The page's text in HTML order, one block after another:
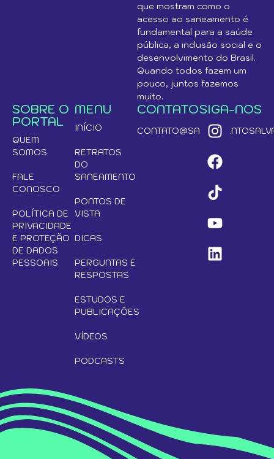
que mostram como o
acesso ao saneamento é
fundamental para a saúde
pública, a inclusão social e o
desenvolvimento do Brasil.
Quando todos fazem um
pouco, juntos fazemos
muito.
SOBRE O
PORTAL
QUEM
SOMOS
FALE
CONOSCO
POLÍTICA DE
PRIVACIDADE
E PROTEÇÃO
DE DADOS
PESSOAIS
MENU
INÍCIO
RETRATOS
DO
SANEAMENTO
PONTOS DE
VISTA
DICAS
PERGUNTAS E
RESPOSTAS
ESTUDOS E
PUBLICAÇÕES
VÍDEOS
PODCASTS
CONTATOSIGA-NOS